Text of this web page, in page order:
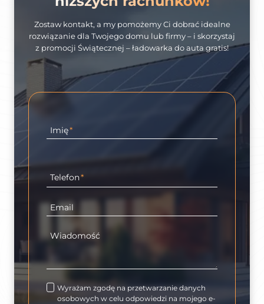
Zostaw kontakt, a my pomożemy Ci dobrać idealne
rozwiązanie dla Twojego domu lub firmy – i skorzystaj
z promocji Świątecznej – ładowarka do auta gratis!
Imię*
Telefon*
Email
Wiadomość
Wyrażam zgodę na przetwarzanie danych
osobowych w celu odpowiedzi na mojego e-